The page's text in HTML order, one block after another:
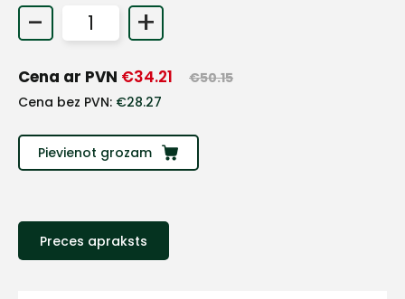
- +
Cena ar PVN €34.21 €50.15
Cena bez PVN: €28.27
Pievienot grozam
Preces apraksts
+